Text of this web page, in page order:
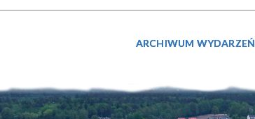
ARCHIWUM WYDARZEŃ